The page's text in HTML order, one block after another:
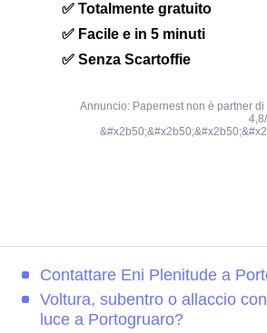
✅ Totalmente gratuito
✅ Facile e in 5 minuti
✅ Senza Scartoffie
Annuncio: Papernest non è partner
Contattare Eni Plenitude a
Voltura, subentro o allaccio
luce a Portogruaro?